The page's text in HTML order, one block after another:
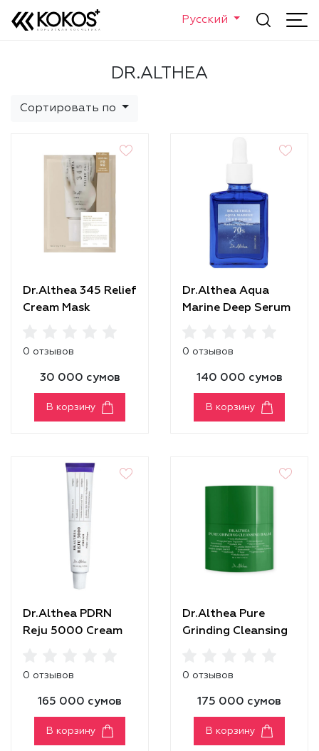
Русский
DR.ALTHEA
Сортировать по
Dr.Althea 345 Relief
Cream Mask
0 отзывов
30 000 сумов
В корзину
Dr.Althea Aqua
Marine Deep Serum
0 отзывов
140 000 сумов
В корзину
Dr.Althea PDRN
Reju 5000 Cream
0 отзывов
165 000 сумов
В корзину
Dr.Althea Pure
Grinding Cleansing
0 отзывов
175 000 сумов
В корзину